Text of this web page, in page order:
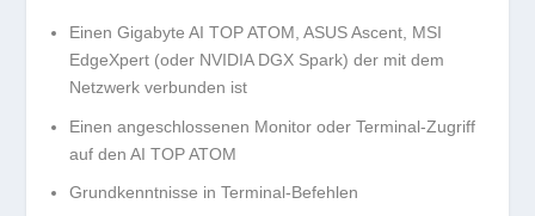
Einen Gigabyte AI TOP ATOM, ASUS Ascent, MSI
EdgeXpert (oder NVIDIA DGX Spark) der mit dem
Netzwerk verbunden ist
Einen angeschlossenen Monitor oder Terminal-Zugriff
auf den AI TOP ATOM
Grundkenntnisse in Terminal-Befehlen